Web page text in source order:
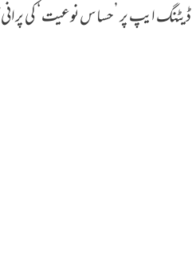
ڈیٹنگ ایپ پر ’حساس نوعیت‘ کی